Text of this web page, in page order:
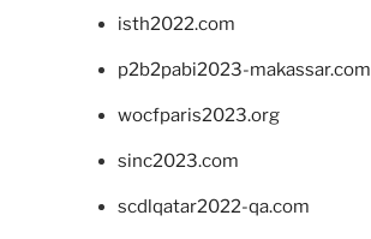
isth2022.com
p2b2pabi2023-makassar.com
wocfparis2023.org
sinc2023.com
scdlqatar2022-qa.com